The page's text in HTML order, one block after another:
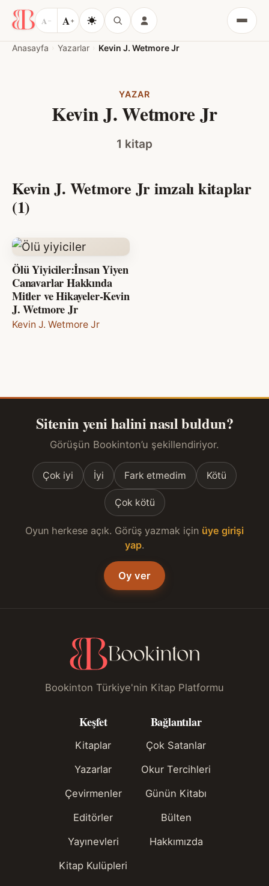
A − A+
Menü
Anasayfa Yazarlar Kevin J. Wetmore Jr
YAZAR
Kevin J. Wetmore Jr
1 kitap
Kevin J. Wetmore Jr imzalı kitaplar
(1)
Ölü Yiyiciler:İnsan Yiyen
Canavarlar Hakkında
Mitler ve Hikayeler-Kevin
J. Wetmore Jr
Kevin J. Wetmore Jr
Sitenin yeni halini nasıl buldun?
Görüşün Bookinton’u şekillendiriyor.
Çok iyi İyi Fark etmedim Kötü
Çok kötü
Oyun herkese açık. Görüş yazmak için üye girişi
yap.
Oy ver
Bookinton Türkiye'nin Kitap Platformu
Keşfet
Kitaplar
Yazarlar
Çevirmenler
Editörler
Yayınevleri
Kitap Kulüpleri
Bağlantılar
Çok Satanlar
Okur Tercihleri
Günün Kitabı
Bülten
Hakkımızda